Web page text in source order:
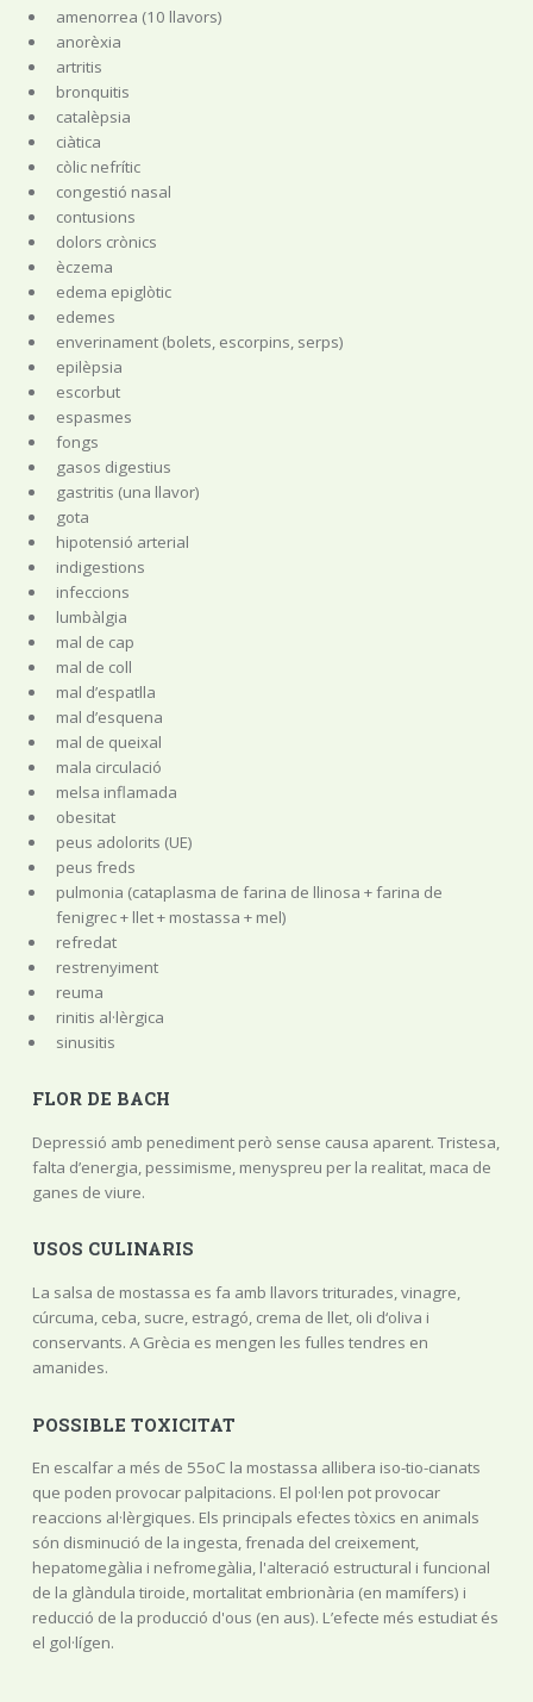
amenorrea (10 llavors)
anorèxia
artritis
bronquitis
catalèpsia
ciàtica
còlic nefrític
congestió nasal
contusions
dolors crònics
èczema
edema epiglòtic
edemes
enverinament (bolets, escorpins, serps)
epilèpsia
escorbut
espasmes
fongs
gasos digestius
gastritis (una llavor)
gota
hipotensió arterial
indigestions
infeccions
lumbàlgia
mal de cap
mal de coll
mal d’espatlla
mal d’esquena
mal de queixal
mala circulació
melsa inflamada
obesitat
peus adolorits (UE)
peus freds
pulmonia (cataplasma de farina de llinosa + farina de
fenigrec + llet + mostassa + mel)
refredat
restrenyiment
reuma
rinitis al·lèrgica
sinusitis
FLOR DE BACH
Depressió amb penediment però sense causa aparent. Tristesa,
falta d’energia, pessimisme, menyspreu per la realitat, maca de
ganes de viure.
USOS CULINARIS
La salsa de mostassa es fa amb llavors triturades, vinagre,
cúrcuma, ceba, sucre, estragó, crema de llet, oli d‘oliva i
conservants. A Grècia es mengen les fulles tendres en
amanides.
POSSIBLE TOXICITAT
En escalfar a més de 55oC la mostassa allibera iso-tio-cianats
que poden provocar palpitacions. El pol·len pot provocar
reaccions al·lèrgiques. Els principals efectes tòxics en animals
són disminució de la ingesta, frenada del creixement,
hepatomegàlia i nefromegàlia, l'alteració estructural i funcional
de la glàndula tiroide, mortalitat embrionària (en mamífers) i
reducció de la producció d'ous (en aus). L’efecte més estudiat és
el gol·lígen.